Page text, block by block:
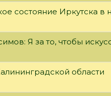
состояние Иркутска в
Я за то, чтобы
области